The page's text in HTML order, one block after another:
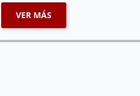
VER MÁS